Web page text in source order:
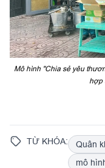
Mô hình "Chia sẻ yêu
hợp
TỪ KHÓA: Quân
mô